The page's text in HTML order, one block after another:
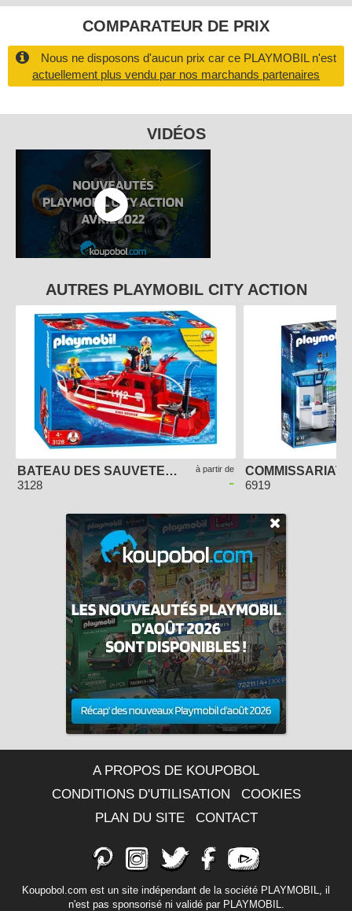
COMPARATEUR DE PRIX
Nous ne disposons d'aucun prix car ce PLAYMOBIL n'est
actuellement plus vendu par nos marchands partenaires
VIDÉOS
AUTRES PLAYMOBIL CITY ACTION
BATEAU DES SAUVETEURS POMPIERS
3128
à partir de
- 6919
A PROPOS DE KOUPOBOL
CONDITIONS D'UTILISATION
COOKIES
PLAN DU SITE
CONTACT
Koupobol.com est un site indépendant de la société PLAYMOBIL, il
n'est pas sponsorisé ni validé par PLAYMOBIL.